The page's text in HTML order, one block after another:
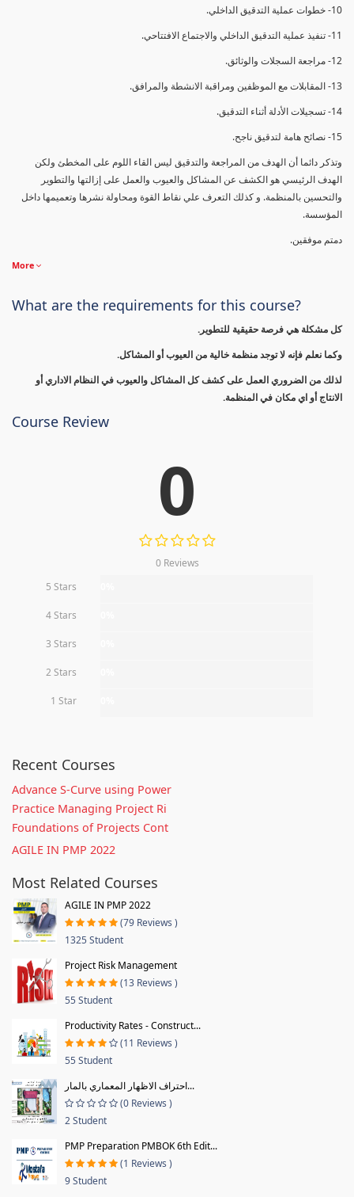
10- خطوات عملية التدقيق الداخلي.
11- تنفيذ عملية التدقيق الداخلي والاجتماع الافتتاحي.
12- مراجعة السجلات والوثائق.
13- المقابلات مع الموظفين ومراقبة الانشطة والمرافق.
14- تسجيلات الأدلة أثناء التدقيق.
15- نصائح هامة لتدقيق ناجح.
وتذكر دائما أن الهدف من المراجعة والتدقيق ليس القاء اللوم على المخطئ ولكن
الهدف الرئيسي هو الكشف عن المشاكل والعيوب والعمل على إزالتها والتطوير
والتحسين بالمنظمة. و كذلك التعرف علي نقاط القوة ومحاولة نشرها وتعميمها داخل
المؤسسة.
دمتم موفقين.
More
What are the requirements for this course?
كل مشكلة هي فرصة حقيقية للتطوير.
وكما نعلم فإنه لا توجد منظمة خالية من العيوب أو المشاكل.
لذلك من الضروري العمل على كشف كل المشاكل والعيوب في النظام الاداري أو
الانتاج أو اي مكان في المنظمة.
Course Review
0
0 Reviews
5 Stars
4 Stars
3 Stars
2 Stars
1 Star
Recent Courses
Advance S-Curve using Power
Practice Managing Project Ri
Foundations of Projects Cont
AGILE IN PMP 2022
Most Related Courses
AGILE IN PMP 2022
(79 Reviews )
1325 Student
Project Risk Management
(13 Reviews )
55 Student
Productivity Rates - Construct...
(11 Reviews )
55 Student
احتراف الاظهار المعماري بالمار...
(0 Reviews )
2 Student
PMP Preparation PMBOK 6th Edit...
(1 Reviews )
9 Student